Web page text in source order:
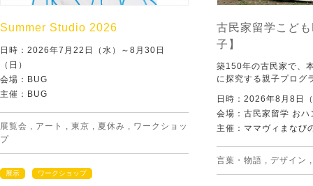
Summer Studio 2026
日時：2026年7月22日（水）～8月30日
（日）
会場：BUG
主催：BUG
展覧会 アート 東京 夏休み
ワークショッ
プ
展示 ワークショップ
古民家留学こど
子】
築150年の古民家で、
に探究する親子プログ
日時：2026年8月8日
会場：古民家留学 おハ
主催：ママヴィまなび
言葉・物語 デザイン